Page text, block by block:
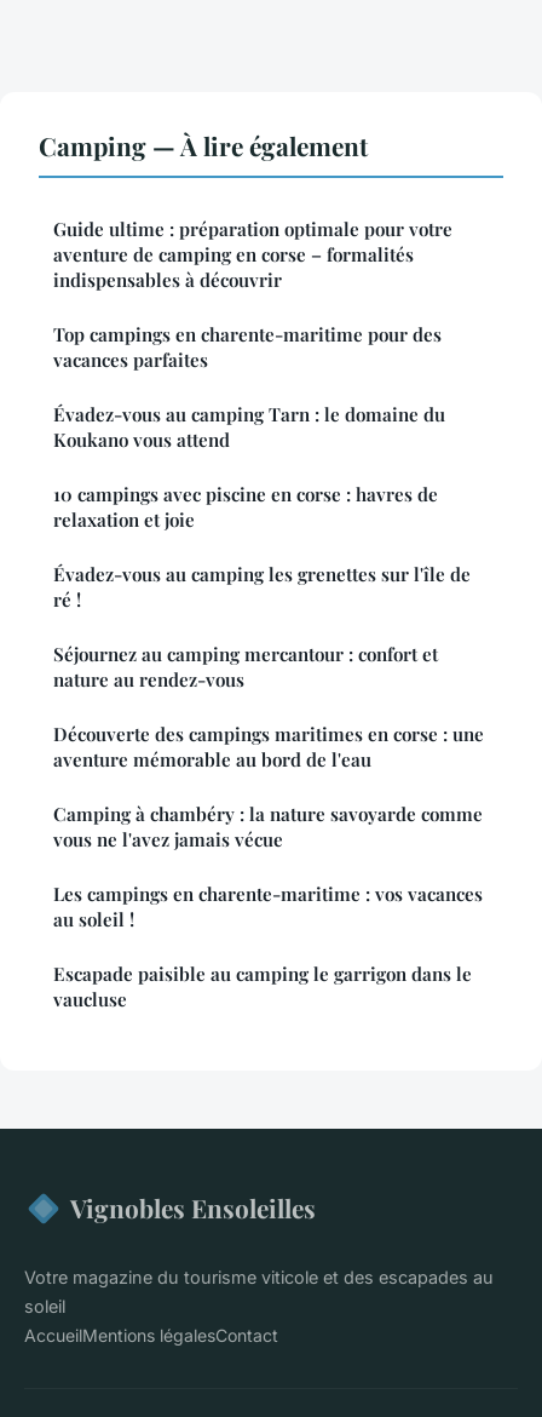
Camping — À lire également
Guide ultime : préparation optimale pour votre
aventure de camping en corse – formalités
indispensables à découvrir
Top campings en charente-maritime pour des
vacances parfaites
Évadez-vous au camping Tarn : le domaine du
Koukano vous attend
10 campings avec piscine en corse : havres de
relaxation et joie
Évadez-vous au camping les grenettes sur l'île de
ré !
Séjournez au camping mercantour : confort et
nature au rendez-vous
Découverte des campings maritimes en corse : une
aventure mémorable au bord de l'eau
Camping à chambéry : la nature savoyarde comme
vous ne l'avez jamais vécue
Les campings en charente-maritime : vos vacances
au soleil !
Escapade paisible au camping le garrigon dans le
vaucluse
Vignobles Ensoleilles
Votre magazine du tourisme viticole et des escapades au
soleil
AccueilMentions légalesContact